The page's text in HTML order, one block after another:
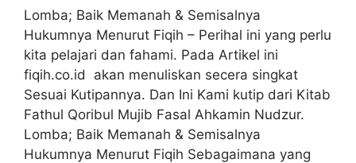
Lomba; Baik Memanah & Semisalnya
Hukumnya Menurut Fiqih – Perihal ini yang perlu
kita pelajari dan fahami. Pada Artikel ini
fiqih.co.id akan menuliskan secera singkat
Sesuai Kutipannya. Dan Ini Kami kutip dari Kitab
Fathul Qoribul Mujib Fasal Ahkamin Nudzur.
Lomba; Baik Memanah & Semisalnya
Hukumnya Menurut Fiqih Sebagaimana yang